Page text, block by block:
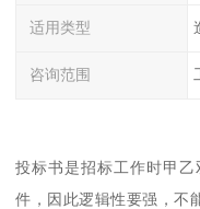
适用类型
咨询范围
投标书是招标工作时甲
件，因此逻辑性要强，不